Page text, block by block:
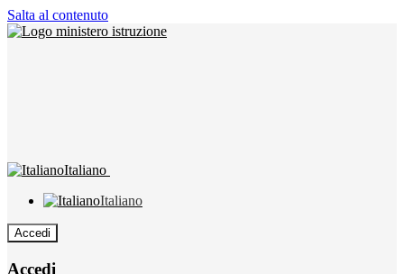
Salta al contenuto
Italiano
Italiano
Accedi
Accedi